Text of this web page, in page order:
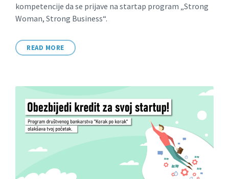
kompetencije da se prijave na startap program „Strong
Woman, Strong Business“.
READ MORE